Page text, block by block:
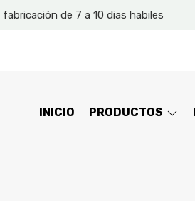
de 7 a 10 dias habiles
INICIO PRODUCTOS